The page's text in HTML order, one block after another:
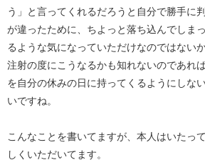
う」と言ってくれるだろうと自分で勝手に
が違ったために、ちよっと落ち込んでしま
るような気になっていただけなのではない
注射の度にこうなるかも知れないのであれ
を自分の休みの日に持ってくるようにしな
いですね。
こんなことを書いてますが、本人はいたっ
しくいただいてます。